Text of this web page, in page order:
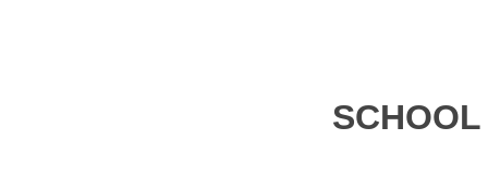
SCHOOL